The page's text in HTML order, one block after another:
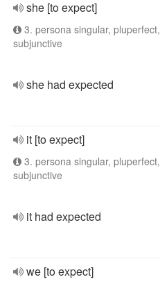
she [to expect]
3. persona singular, pluperfect,
subjunctive
she had expected
it [to expect]
3. persona singular, pluperfect,
subjunctive
it had expected
we [to expect]